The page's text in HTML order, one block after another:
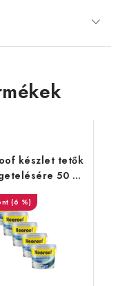
készlet tetők
50 m²
- fehér
(6 %)